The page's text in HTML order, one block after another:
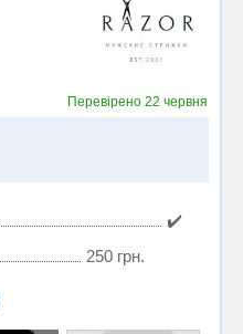
Перевірено22 червня
✔️
250 грн.